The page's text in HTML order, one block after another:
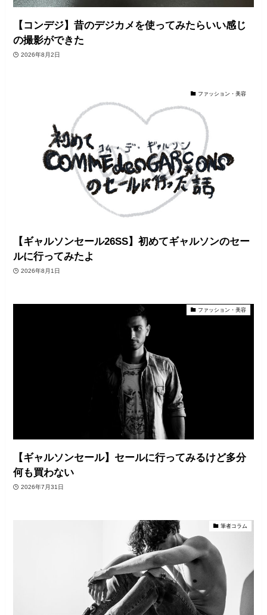
【コンデジ】昔のデジカメを使ってみたらいい感じ
の撮影ができた
2026年8月2日
ファッション・美容
【ギャルソンセール26SS】初めてギャルソンのセー
ルに行ってみたよ
2026年8月1日
ファッション・美容
【ギャルソンセール】セールに行ってみるけど多分
何も買わない
2026年7月31日
筆者コラム